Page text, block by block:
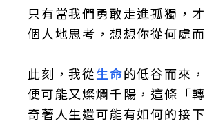
只有當我們勇敢走進孤獨，
個人地思考，想想你從何處
此刻，我從生命的低谷而來
便可能又燦爛千陽，這條「
奇著人生還可能有如何的接